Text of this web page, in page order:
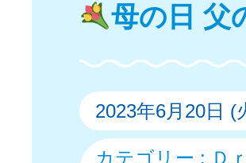
母の日 父
2023年6月20日 (
カテゴリー : Ｄ